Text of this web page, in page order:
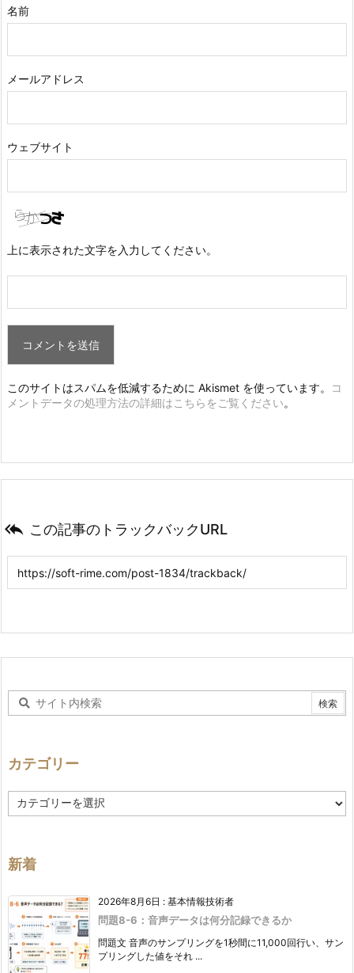
名前
メールアドレス
ウェブサイト
上に表示された文字を入力してください。
このサイトはスパムを低減するために Akismet を使っています。
コ
メントデータの処理方法の詳細はこちらをご覧ください。
 この記事のトラックバックURL
カテゴリー
テ
ー
新着
2026年8月6日 : 基本情報技術者
問題8-6：音声データは何分記録できるか
問題文 音声のサンプリングを1秒間に11,000回行い、サン
プリングした値をそれ ...